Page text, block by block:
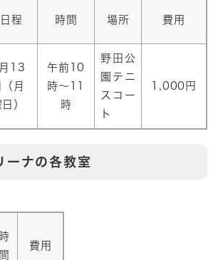
日程 時間 場所 費用
13
（月
日）
午前10
時～11
時
野田公
園テニ
スコー
ト
1,000円
ーナの各教室
時
間
費用